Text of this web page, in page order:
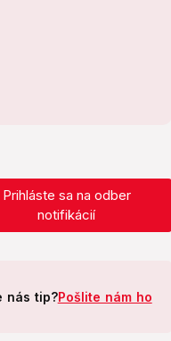
Prihláste sa na odber
notifikácií
nás tip?Pošlite nám ho